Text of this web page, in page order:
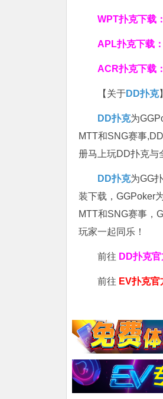
WPT扑克下载：
APL扑克下载：
ACR扑克下载：
【关于DD扑克】
DD扑克为
MTT和SNG赛事
册马上玩DD扑克与
DD扑克为GG
装下载，GGPoker
MTT和SNG赛事，
玩家一起同乐！
前往 DD扑克
前往 EV扑克官